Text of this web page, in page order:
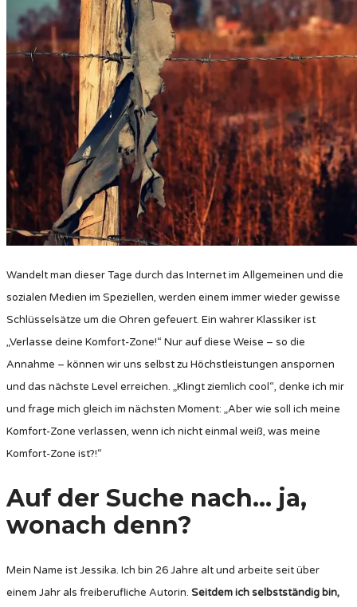
Wandelt man dieser Tage durch das Internet im Allgemeinen und die
sozialen Medien im Speziellen, werden einem immer wieder gewisse
Schlüsselsätze um die Ohren gefeuert. Ein wahrer Klassiker ist
„Verlasse deine Komfort-Zone!“ Nur auf diese Weise – so die
Annahme – können wir uns selbst zu Höchstleistungen anspornen
und das nächste Level erreichen. „Klingt ziemlich cool“, denke ich mir
und frage mich gleich im nächsten Moment: „Aber wie soll ich meine
Komfort-Zone verlassen, wenn ich nicht einmal weiß, was meine
Komfort-Zone ist?!“
Auf der Suche nach… ja,
wonach denn?
Mein Name ist Jessika. Ich bin 26 Jahre alt und arbeite seit über
einem Jahr als freiberufliche Autorin. Seitdem ich selbstständig bin,